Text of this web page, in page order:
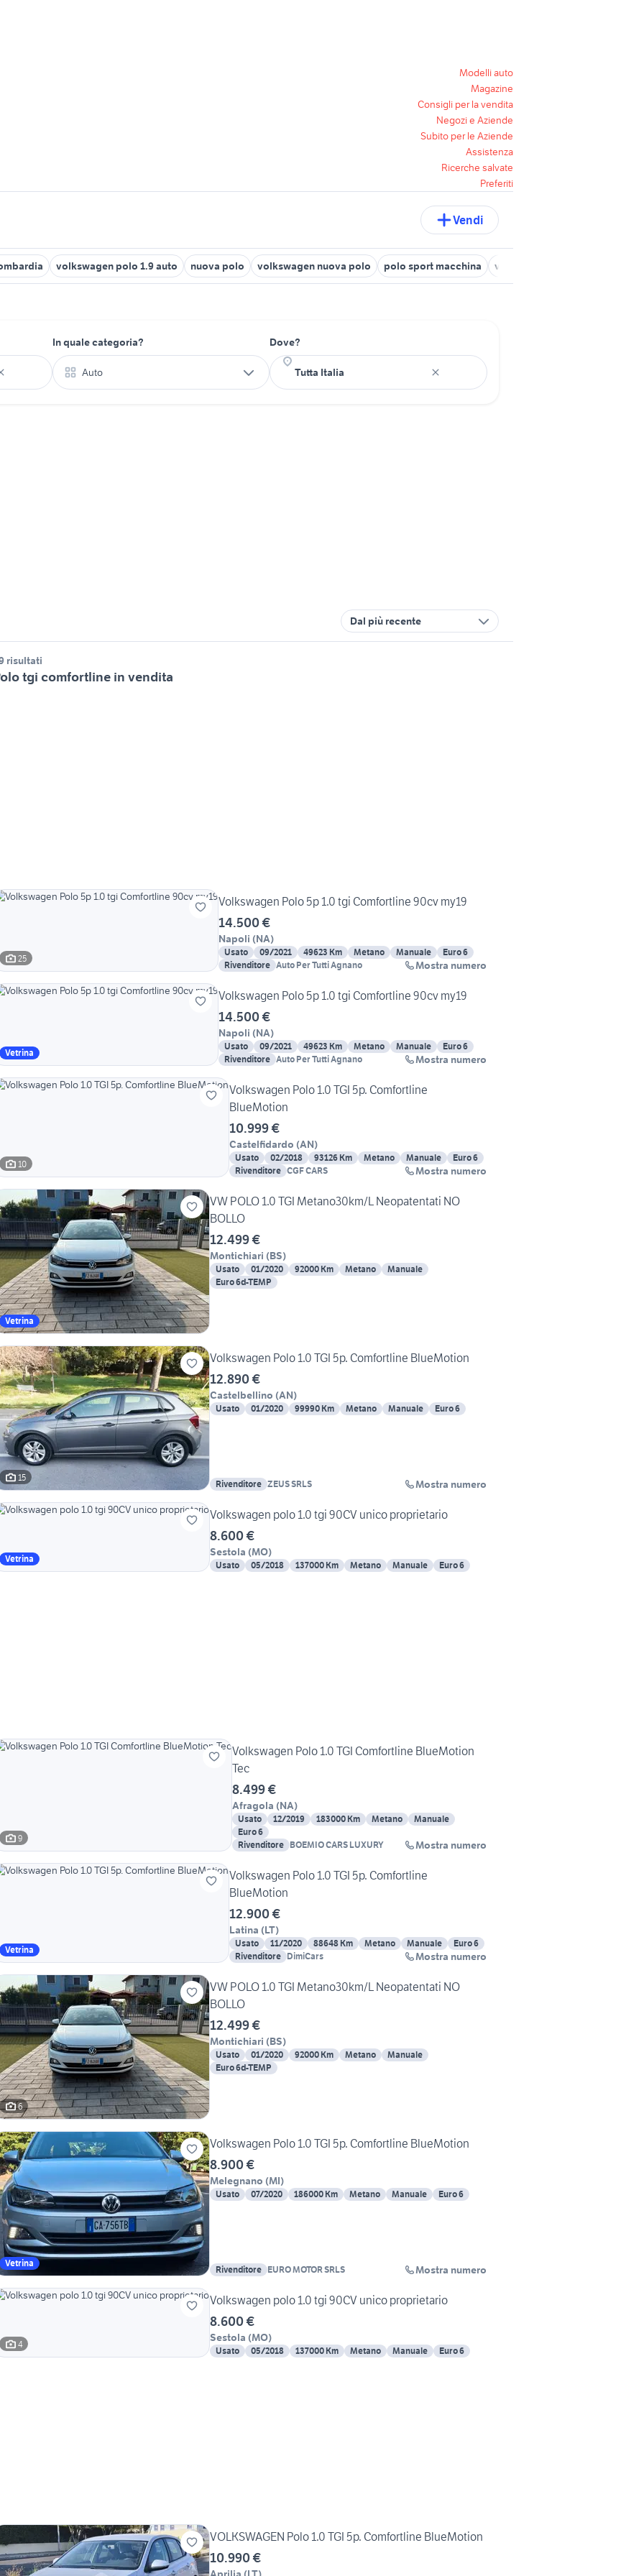
Modelli auto
Magazine
Consigli per la vendita
Negozi e Aziende
Subito per le Aziende
Assistenza
Ricerche salvate
Preferiti
Vendi
volkswagen polo 1.9 auto nuova polo volkswagen nuova polo polo sport macchina volkswagen polo Frosinone
In quale categoria?
Auto
Dove?
Dal più recente
risultati
tgi comfortline in vendita
25
Volkswagen Polo 5p 1.0 tgi Comfortline 90cv my19
14.500 €
Napoli (NA)
Usato 09/2021 49623 Km Metano Manuale
Euro 6
Rivenditore Auto Per Tutti Agnano Mostra numero
Vetrina
Volkswagen Polo 5p 1.0 tgi Comfortline 90cv my19
14.500 €
Napoli (NA)
Usato 09/2021 49623 Km Metano Manuale
Euro 6
Rivenditore Auto Per Tutti Agnano Mostra numero
10
Volkswagen Polo 1.0 TGI 5p. Comfortline
BlueMotion
10.999 €
Castelfidardo (AN)
Usato 02/2018 93126 Km Metano Manuale
Euro 6
Rivenditore CGF CARS Mostra numero
Vetrina
VW POLO 1.0 TGI Metano30km/L Neopatentati NO
BOLLO
12.499 €
Montichiari (BS)
Usato 01/2020 92000 Km Metano
Manuale
Euro 6d-TEMP
15
Volkswagen Polo 1.0 TGI 5p. Comfortline BlueMotion
12.890 €
Castelbellino (AN)
Usato 01/2020 99990 Km Metano Manuale Euro 6
Rivenditore ZEUS SRLS Mostra numero
Vetrina
Volkswagen polo 1.0 tgi 90CV unico proprietario
8.600 €
Sestola (MO)
Usato 05/2018 137000 Km Metano Manuale Euro 6
9
Volkswagen Polo 1.0 TGI Comfortline BlueMotion
Tec
8.499 €
Afragola (NA)
Usato 12/2019 183000 Km Metano
Manuale
Euro 6
Rivenditore BOEMIO CARS LUXURY Mostra numero
Vetrina
Volkswagen Polo 1.0 TGI 5p. Comfortline
BlueMotion
12.900 €
Latina (LT)
Usato 11/2020 88648 Km Metano Manuale
Euro 6
Rivenditore DimiCars Mostra numero
6
VW POLO 1.0 TGI Metano30km/L Neopatentati NO
BOLLO
12.499 €
Montichiari (BS)
Usato 01/2020 92000 Km Metano
Manuale
Euro 6d-TEMP
Vetrina
Volkswagen Polo 1.0 TGI 5p. Comfortline BlueMotion
8.900 €
Melegnano (MI)
Usato 07/2020 186000 Km Metano Manuale Euro 6
Rivenditore EURO MOTOR SRLS Mostra numero
4
Volkswagen polo 1.0 tgi 90CV unico proprietario
8.600 €
Sestola (MO)
Usato 05/2018 137000 Km Metano Manuale Euro 6
VOLKSWAGEN Polo 1.0 TGI 5p. Comfortline BlueMotion
10.990 €